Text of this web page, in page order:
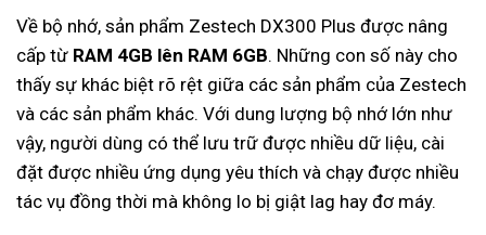
Về bộ nhớ, sản phẩm Zestech DX300 Plus được nâng
cấp từ RAM 4GB lên RAM 6GB. Những con số này cho
thấy sự khác biệt rõ rệt giữa các sản phẩm của Zestech
và các sản phẩm khác. Với dung lượng bộ nhớ lớn như
vậy, người dùng có thể lưu trữ được nhiều dữ liệu, cài
đặt được nhiều ứng dụng yêu thích và chạy được nhiều
tác vụ đồng thời mà không lo bị giật lag hay đơ máy.